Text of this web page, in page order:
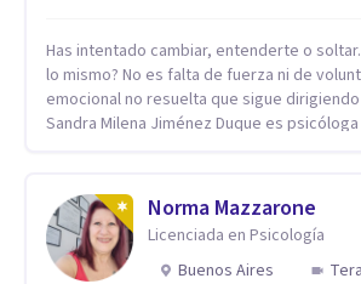
Has intentado cambiar, entenderte o
lo mismo? No es falta de fuerza ni de
emocional no resuelta que sigue dirigiendo tu
Sandra Milena Jiménez Duque es
ansiedad, la baja autoestima, la
conflictos de pareja. Ha trabajado con pacientes en
diferentes países, acompañando procesos
enfoque terapéutico se diferencia por una
Norma Mazzarone
Licenciada en Psicología
Buenos Aires